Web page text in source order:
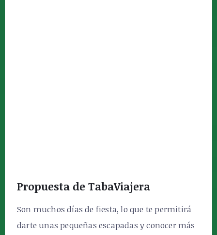
Propuesta de TabaViajera
Son muchos días de fiesta, lo que te permitirá
darte unas pequeñas escapadas y conocer más